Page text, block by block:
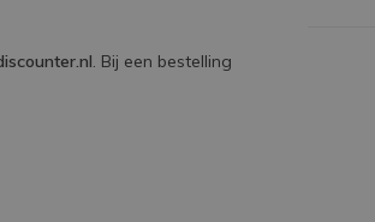
. Bij een bestelling